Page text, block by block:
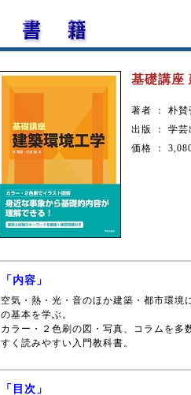
基礎講座
著者 ： 朴賛
出版 ： 学
価格 ：
「内容」
空気・熱・光・音のほか建築・都市環境
の基本を学ぶ。
カラー・２色刷の図・写真、コラムを多
すく読みやすい入門教科書。
「目次」